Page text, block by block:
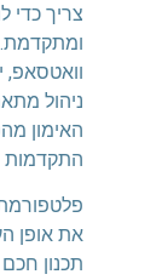
צריך כדי
וואטסאפ,
ניהול
האימון
את אופן
תכנון